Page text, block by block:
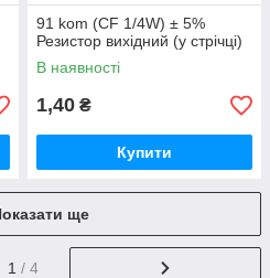
91 kom (CF 1/4W) ± 5%
Резистор вихідний (у стрічці)
В наявності
1,40 ₴
Купити
ще
1 / 4